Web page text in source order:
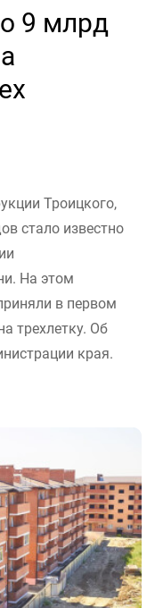
9 млрд
Троицкого,
стало известно
На этом
в первом
трехлетку. Об
края.